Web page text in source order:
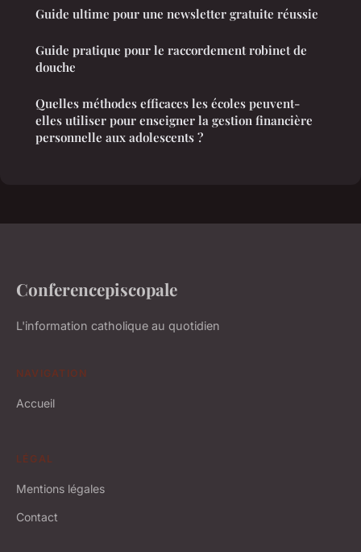
Guide ultime pour une newsletter gratuite réussie
Guide pratique pour le raccordement robinet de
douche
Quelles méthodes efficaces les écoles peuvent-
elles utiliser pour enseigner la gestion financière
personnelle aux adolescents ?
Conferencepiscopale
L'information catholique au quotidien
NAVIGATION
Accueil
LÉGAL
Mentions légales
Contact